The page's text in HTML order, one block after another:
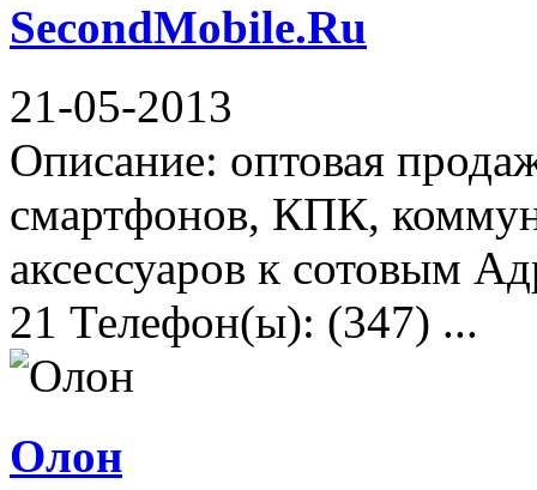
SecondMobile.Ru
21-05-2013
Описание: оптовая
смартфонов, КПК,
аксессуаров к сотовым
21 Телефон(ы): (347) ...
Олон